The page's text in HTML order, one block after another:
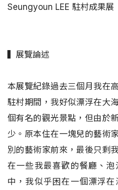
Seungyoun LEE 駐村成果展
▍展覽論述
本展覽紀錄過去三個月我在
駐村期間，我好似漂浮在大
個有名的觀光景點，但由於
少。原本住在一塊兒的藝術
別的藝術家前來，最後只剩
在一些我最喜歡的餐廳、
中，我似乎困在一個漂浮